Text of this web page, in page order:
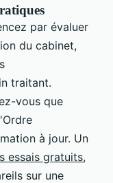
par évaluer
du cabinet,
traitant.
vous que
à jour. Un
essais gratuits,
sur une